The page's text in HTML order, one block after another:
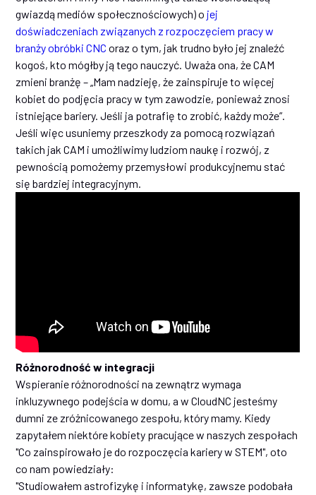
gwiazdą mediów społecznościowych) o jej
doświadczeniach związanych z rozpoczęciem pracy w
branży obróbki CNC oraz o tym, jak trudno było jej znaleźć
kogoś, kto mógłby ją tego nauczyć. Uważa ona, że CAM
zmieni branżę – „Mam nadzieję, że zainspiruje to więcej
kobiet do podjęcia pracy w tym zawodzie, ponieważ znosi
istniejące bariery. Jeśli ja potrafię to zrobić, każdy może”.
Jeśli więc usuniemy przeszkody za pomocą rozwiązań
takich jak CAM i umożliwimy ludziom naukę i rozwój, z
pewnością pomożemy przemysłowi produkcyjnemu stać
się bardziej integracyjnym.
Różnorodność w integracji
Wspieranie różnorodności na zewnątrz wymaga
inkluzywnego podejścia w domu, a w CloudNC jesteśmy
dumni ze zróżnicowanego zespołu, który mamy. Kiedy
zapytałem niektóre kobiety pracujące w naszych zespołach
"Co zainspirowało je do rozpoczęcia kariery w STEM", oto
co nam powiedziały:
"Studiowałem astrofizykę i informatykę, zawsze podobała